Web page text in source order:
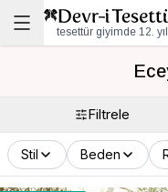
tesettür giyimde 12. yıl
Filtrele
Stil Beden